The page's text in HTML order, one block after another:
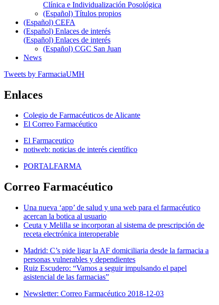
Clínica e Individualización Posológica
(Español) Títulos propios
(Español) CEFA
(Español) Enlaces de interés
(Español) Enlaces de interés
(Español) CGC San Juan
News
Tweets by FarmaciaUMH
Enlaces
Colegio de Farmacéuticos de Alicante
El Correo Farmacéutico
El Farmaceutico
notiweb: noticias de interés científico
PORTALFARMA
Correo Farmacéutico
Una nueva ‘app’ de salud y una web para el farmacéutico
acercan la botica al usuario
Ceuta y Melilla se incorporan al sistema de prescripción de
receta electrónica interoperable
Madrid: C’s pide ligar la AF domiciliaria desde la farmacia a
personas vulnerables y dependientes
Ruiz Escudero: “Vamos a seguir impulsando el papel
asistencial de las farmacias”
Newsletter: Correo Farmacéutico 2018-12-03